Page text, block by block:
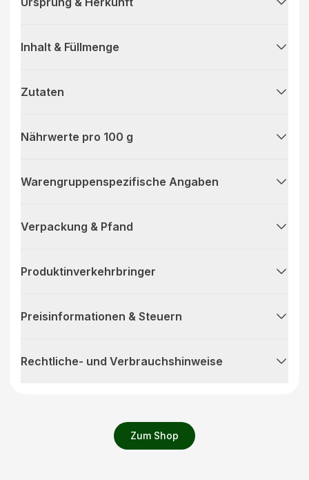
Zum Shop
Inhalt & Füllmenge
Zutaten
Nährwerte pro 100 g
Warengruppenspezifische Angaben
Verpackung & Pfand
Produktinverkehrbringer
Preisinformationen & Steuern
Rechtliche- und Verbrauchshinweise